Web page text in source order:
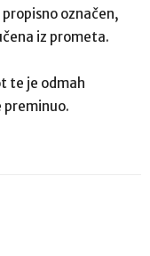
označen,
iz prometa.
te je odmah
preminuo.